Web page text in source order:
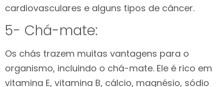
cardiovasculares e alguns tipos de câncer.
5- Chá-mate:
Os chás trazem muitas vantagens para o
organismo, incluindo o chá-mate. Ele é rico em
vitamina E, vitamina B, cálcio, magnésio, sódio